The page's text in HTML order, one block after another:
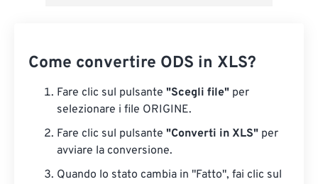
Come convertire ODS in XLS?
Fare clic sul pulsante "Scegli file" per
selezionare i file ORIGINE.
Fare clic sul pulsante "Converti in XLS" per
avviare la conversione.
Quando lo stato cambia in "Fatto", fai clic sul